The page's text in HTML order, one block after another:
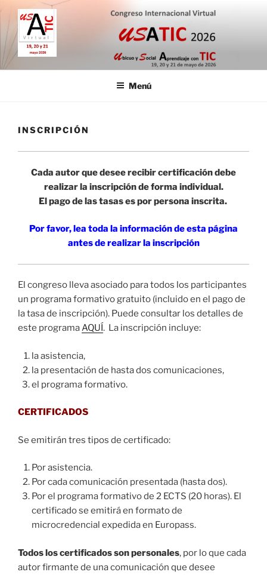
Saltar
contenido
CONGRESO INTERNACIONAL
VIRTUAL USATIC
Menú
INSCRIPCIÓN
Cada autor que desee recibir certificación debe
realizar la inscripción de forma individual.
El pago de las tasas es por persona inscrita.
Por favor, lea toda la información de esta página
antes de realizar la inscripción
El congreso lleva asociado para todos los participantes
un programa formativo gratuito (incluido en el pago de
la tasa de inscripción). Puede consultar los detalles de
este programaAQUÍ . La inscripción incluye:
la asistencia,
la presentación de hasta dos comunicaciones,
el programa formativo.
CERTIFICADOS
Se emitirán tres tipos de certificado:
Por asistencia.
Por cada comunicación presentada (hasta dos).
Por el programa formativo de 2 ECTS (20 horas). El
certificado se emitirá en formato de
microcredencial expedida en Europass.
Todos los certificados son personales, por lo que cada
autor firmante de una comunicación que desee